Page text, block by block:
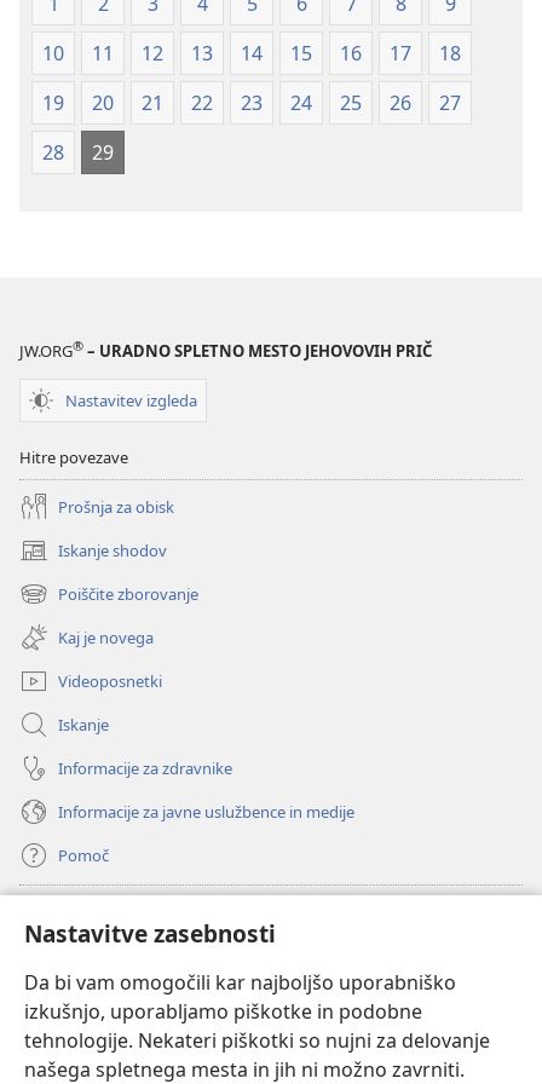
Nastavitve zasebnosti
Da bi vam omogočili kar najboljšo uporabniško
izkušnjo, uporabljamo piškotke in podobne
tehnologije. Nekateri piškotki so nujni za delovanje
našega spletnega mesta in jih ni možno zavrniti.
10
11 12 13 14 15 16 17
18
19
20 21 22 23 24 25 26
27
28
29
JW.ORG® – URADNO SPLETNO MESTO JEHOVOVIH PRIČ
Nastavitev izgleda
Hitre povezave
Prošnja za obisk
Iskanje shodov
(odpre
novo
okno)
Poiščite zborovanje
(odpre
novo
okno)
Kaj je novega
Videoposnetki
Iskanje
Informacije za zdravnike
Informacije za javne uslužbence in medije
Pomoč
(odpre
novo
okno) Watchtowerjeva SPLETNA KNJIŽNICA™
(odpre
novo
okno) JW Hub
(odpre
novo